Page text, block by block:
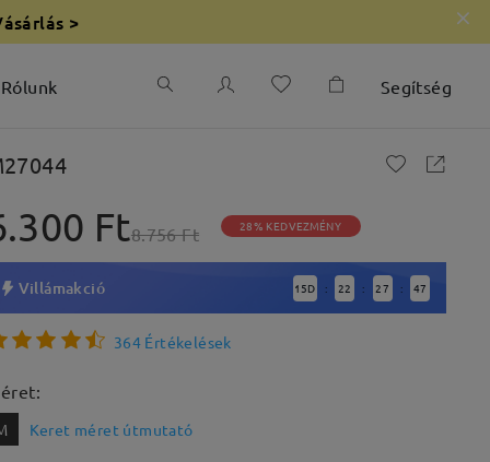
>
Rólunk Segítség
Ft8.756 Ft 28% KEDVEZMÉNY
Villámakció 15D : 22 : 27 : 46
364 Értékelések
Keret méret útmutató